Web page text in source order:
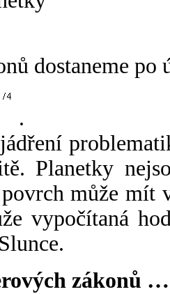
dostaneme po
.
Planetky
může mít
vypočítaná
zákonů …